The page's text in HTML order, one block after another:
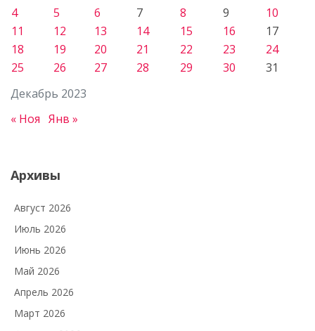
Декабрь 2023
4
5 6 7 8 9
10
11
12 13 14 15 16
17
18
19 20 21 22 23
24
25
26 27 28 29 30 31
« Ноя Янв »
Архивы
Август 2026
Июль 2026
Июнь 2026
Май 2026
Апрель 2026
Март 2026